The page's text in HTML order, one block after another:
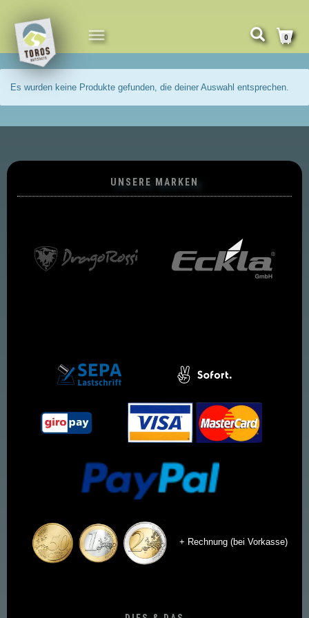
NAVIGATION
UMSCHALTEN
0
Es wurden keine Produkte gefunden, die deiner Auswahl entsprechen.
UNSERE MARKEN
+ Rechnung (bei Vorkasse)